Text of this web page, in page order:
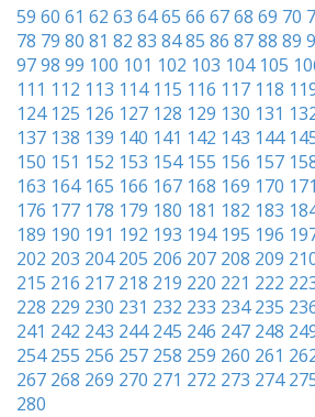
59 60 61 62 63 6465 66 6768 69 70
78 79 80 81 82 83 8485 86 8788 89
9798 99 100 101 102 103 104 105
111 112 113 114 115 116 117 118
124 125 126 127 128 129 130 131
137 138 139 140 141 142 143 144
150 151 152 153 154 155 156 157
163 164 165 166 167 168 169 170 171
176 177 178 179 180 181 182 183
189 190 191 192 193 194 195 196
202 203 204 205 206 207 208 209
215 216 217 218 219 220 221 222
228 229 230 231 232 233 234 235
241 242 243 244 245 246 247 248
254 255 256 257 258 259 260 261
267 268 269 270 271 272 273 274
280